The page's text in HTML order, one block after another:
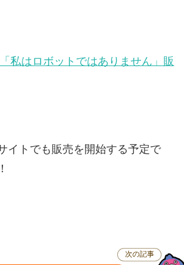
私はロボットではありません」販
イトでも販売を開始する予定で
次の記事